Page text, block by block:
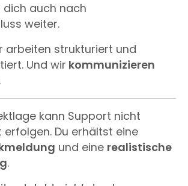
dich auch nach
weiter.
arbeiten strukturiert und
Und wir kommunizieren
.
kann Support nicht
Du erhältst eine
und eine realistische
.